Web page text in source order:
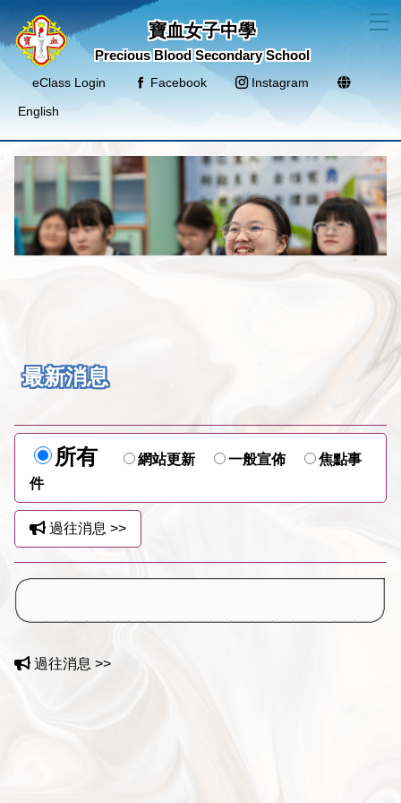
寶血女子中學
Precious Blood Secondary School
eClass Login Facebook
Instagram
English
最新消息
所有 網站更新 一般宣佈
焦點事
件
過往消息 >>
過往消息 >>